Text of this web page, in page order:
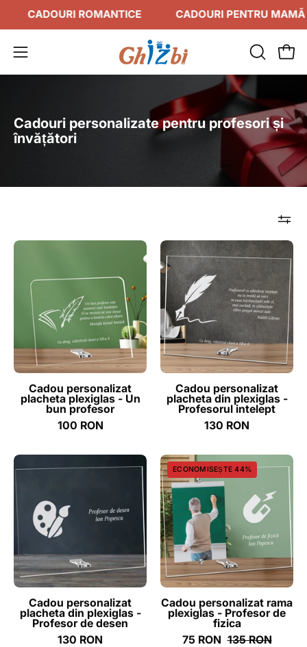
ROMANTICE CADOURI PENTRU MAMĂ
Deschide
meniul
BARA
Cadouri personalizate pentru profesori și
învățători
personalizat
placheta
plexiglas
-
bun
profesor
-
ghizbi.ro
Cadou personalizat
placheta plexiglas - Un
bun profesor
100 RON
Cadou
personalizat
placheta
din
plexiglas
Profesorul
intelept
-
ghizbi.ro
Cadou personalizat
placheta din plexiglas -
Profesorul intelept
130 RON
personalizat
din
Profesor
de
desen
-
ghizbi.ro
Cadou personalizat
placheta din plexiglas -
Profesor de desen
130 RON
Cadou
personalizat
rama
plexiglas
-
Profesor
de
fizica
-
ghizbi.ro
ECONOMISEȘTE 44%
Cadou personalizat rama
plexiglas - Profesor de
fizica
75 RON 135 RON